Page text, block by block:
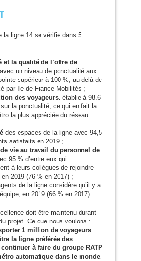
la ligne 14 se vérifie dans 5
et la qualité de l’offre de
avec un niveau de ponctualité aux
supérieur à 100 %, au-delà de
par Ile-de-France Mobilités ;
des voyageurs, établie à 98,6
la ponctualité, ce qui en fait la
la plus appréciée du réseau
des espaces de la ligne avec 94,5
satisfaits en 2019 ;
vie au travail du personnel de
95 % d’entre eux qui
à leurs collègues de rejoindre
2019 (76 % en 2017) ;
de la ligne considère qu’il y a
en 2019 (66 % en 2017).
doit être maintenu durant
projet. Ce que nous voulons :
1 million de voyageurs
la ligne préférée des
continuer à faire du groupe RATP
automatique dans le monde.